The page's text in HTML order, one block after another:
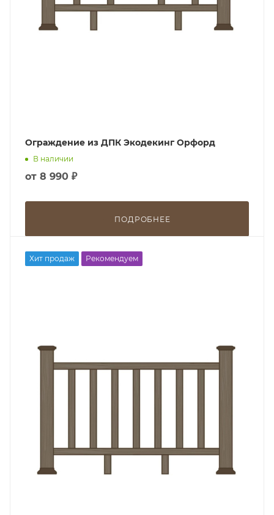
Ограждение из ДПК Экодекинг Орфорд
В наличии
от 8 990 ₽
ПОДРОБНЕЕ
Хит продаж Рекомендуем